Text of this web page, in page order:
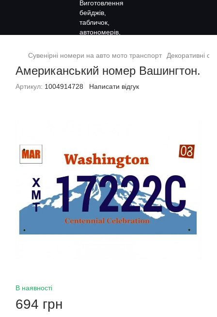
Сувенірні номери на авто мото транспорт Декоративні
Американський номер Вашингтон.
Артикул: 1004914728 Написати відгук
В наявності
694 грн